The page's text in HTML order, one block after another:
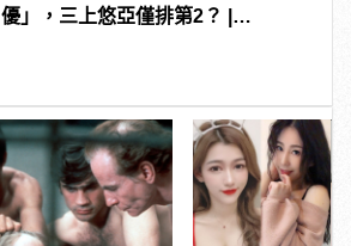
優」，三上悠亞僅排第2？ |